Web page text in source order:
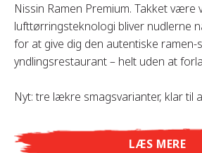
Nissin Ramen Premium. Takket være
lufttørringsteknologi bliver nudlerne
for at give dig den autentiske ramen-
yndlingsrestaurant – helt uden at
Nyt: tre lækre smagsvarianter, klar til
LÆS MERE